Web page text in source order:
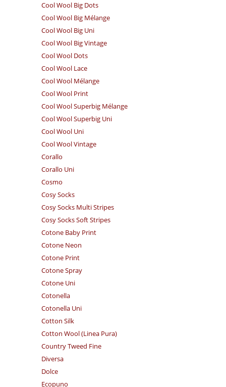
Cool Wool Big Dots
Cool Wool Big Mélange
Cool Wool Big Uni
Cool Wool Big Vintage
Cool Wool Dots
Cool Wool Lace
Cool Wool Mélange
Cool Wool Print
Cool Wool Superbig Mélange
Cool Wool Superbig Uni
Cool Wool Uni
Cool Wool Vintage
Corallo
Corallo Uni
Cosmo
Cosy Socks
Cosy Socks Multi Stripes
Cosy Socks Soft Stripes
Cotone Baby Print
Cotone Neon
Cotone Print
Cotone Spray
Cotone Uni
Cotonella
Cotonella Uni
Cotton Silk
Cotton Wool (Linea Pura)
Country Tweed Fine
Diversa
Dolce
Ecopuno